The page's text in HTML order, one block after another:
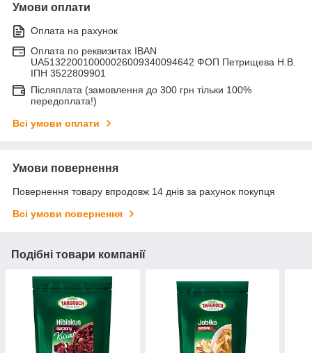
Умови оплати
Оплата на рахунок
Оплата по реквизитах IBAN
UA513220010000026009340094642 ФОП Петрищева Н.В.
ІПН 3522809901
Післяплата (замовлення до 300 грн тільки 100%
передоплата!)
Всі умови оплати
Умови повернення
Повернення товару впродовж 14 днів за рахунок покупця
Всі умови повернення
Подібні товари компанії